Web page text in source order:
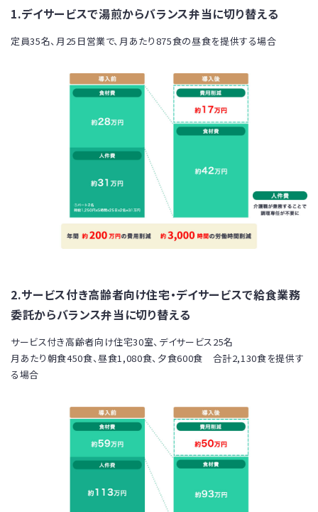
1.デイサービスで湯煎からバランス弁当に切り替える
定員35名、月25日営業で、月あたり875食の昼食を提供する場合
2.サービス付き高齢者向け住宅・デイサービスで給食業務
委託からバランス弁当に切り替える
サービス付き高齢者向け住宅30室、デイサービス25名
月あたり朝食450食、昼食1,080食、夕食600食 合計2,130食を提供す
る場合